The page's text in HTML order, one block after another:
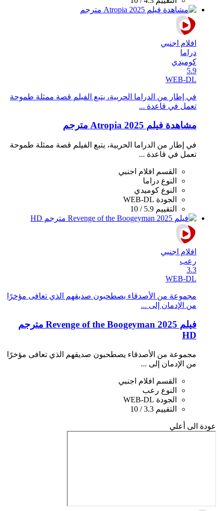
افلام اجنبي
دراما
كوميدي
5.9
WEB-DL
في إطار من الدراما الحربية، يتبع الفيلم قصة ممثلة طموحة
تعمل في قاعدة ...
مشاهدة فيلم Atropia 2025 مترجم
في إطار من الدراما الحربية، يتبع الفيلم قصة ممثلة طموحة
تعمل في قاعدة ...
القسم
افلام اجنبي
النوع دراما
النوع كوميدي
الجودة WEB-DL
التقييم 5.9 / 10
افلام اجنبي
رعب
3.3
WEB-DL
مجموعة من الأصدقاء يصطحبون صديقهم الذي تعافى مؤخرًا
من الإدمان إلى ...
فيلم Revenge of the Boogeyman 2025 مترجم
HD
مجموعة من الأصدقاء يصطحبون صديقهم الذي تعافى مؤخرًا
من الإدمان إلى ...
القسم
افلام اجنبي
النوع رعب
الجودة WEB-DL
التقييم 3.3 / 10
عودة الى أعلي